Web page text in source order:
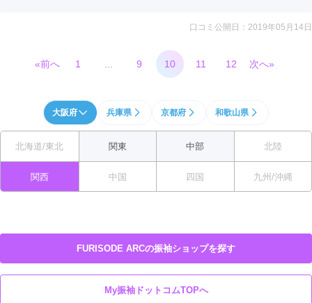
口コミ公開日：2019年05月14日
«前へ 1 9 10 11 12 次へ»
大阪府 兵庫県 京都府 和歌山県
北海道/東北 関東 中部 北陸
関西 中国 四国 九州/沖縄
FURISODE ARCの振袖ショップを探す
My振袖ドットコムTOPへ